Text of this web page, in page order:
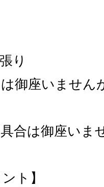
り
御座いません
合は御座いま
ト】